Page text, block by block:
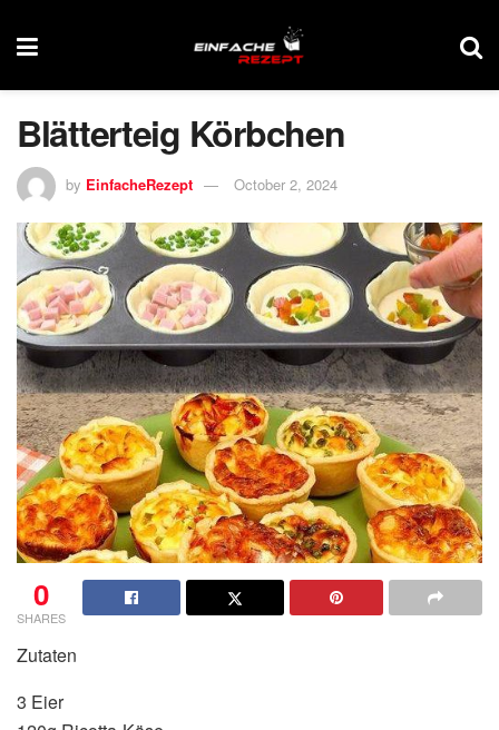
Blätterteig Körbchen
by EinfacheRezept October 2, 2024
0
SHARES
Zutaten
3 Eier